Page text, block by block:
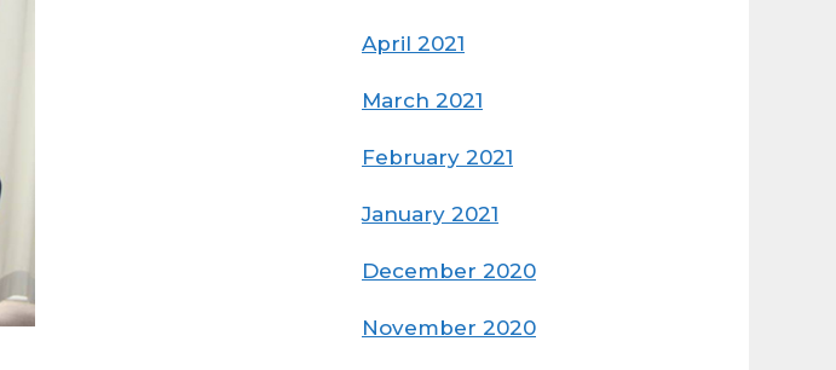
April 2021
March 2021
February 2021
January 2021
December 2020
November 2020